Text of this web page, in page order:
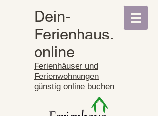
Dein-
Ferienhaus.
online
Ferienhäuser und
Ferienwohnungen
günstig online buchen